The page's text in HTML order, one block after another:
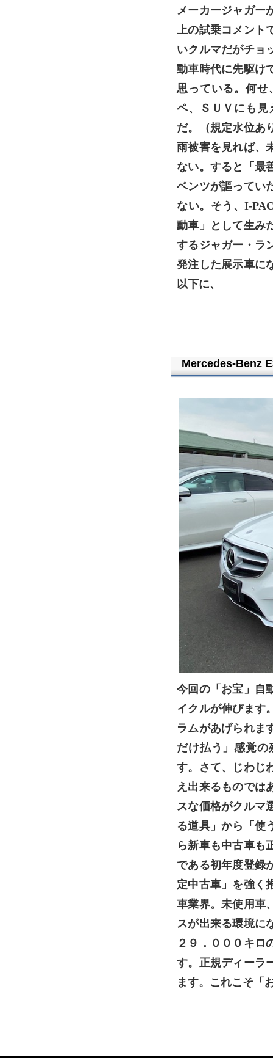
メーカージャガー
上の試乗コメント
いクルマだがチョ
動車時代に先駆け
思っている。何せ
ペ、ＳＵＶにも見
だ。（規定水位あ
雨被害を見れば、
ない。すると「最
ベンツが謳ってい
ない。そう、I-
動車」として生み
するジャガー・ラ
発注した展示車に
以下に、
Mercedes-Benz
今回の「お宝」自
イクルが伸びます
ラムがあげられま
だけ払う」感覚
す。さて、じわじ
え出来るものでは
スな価格がクルマ
る道具」から「使
ら新車も中古車も
である初年度登録
定中古車」を強く
車業界。未使用車
スが出来る環境に
２９．０００キロ
す。正規ディーラ
ます。これこそ「